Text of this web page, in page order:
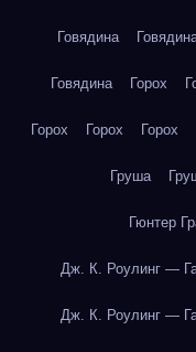
Говядина
Говядина Горох
Горох Горох Горох
Груша
Гюнтер
Дж. К. Роулинг —
Дж. К. Роулинг —